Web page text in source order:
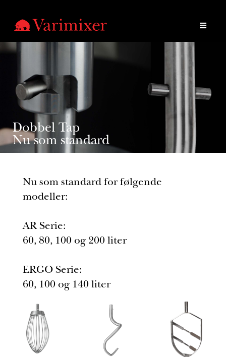
Dobbel Tap
Nu som standard
Nu som standard for følgende
modeller:
AR Serie:
60, 80, 100 og 200 liter
ERGO Serie:
60, 100 og 140 liter